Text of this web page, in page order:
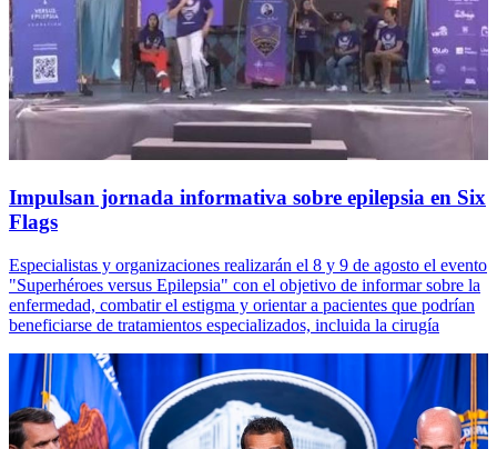
Impulsan jornada informativa sobre epilepsia en Six
Flags
Especialistas y organizaciones realizarán el 8 y 9 de agosto el evento
"Superhéroes versus Epilepsia" con el objetivo de informar sobre la
enfermedad, combatir el estigma y orientar a pacientes que podrían
beneficiarse de tratamientos especializados, incluida la cirugía